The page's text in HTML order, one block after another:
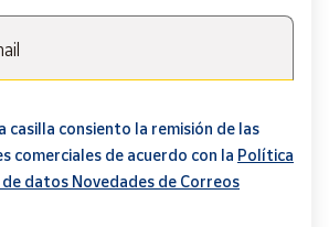
casilla consiento la remisión de las
comerciales de acuerdo con la Política
datos Novedades de Correos